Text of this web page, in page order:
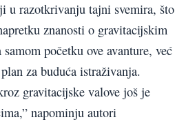
u razotkrivanju tajni svemira, što
znanosti o gravitacijskim
početku ove avanture, već
za buduća istraživanja.
gravitacijske valove još je
napominju autori